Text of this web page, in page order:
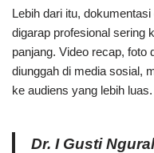
Lebih dari itu,
digarap profesional sering
panjang. Video recap, foto
diunggah di media sosial,
ke audiens yang lebih
Dr. I Gusti